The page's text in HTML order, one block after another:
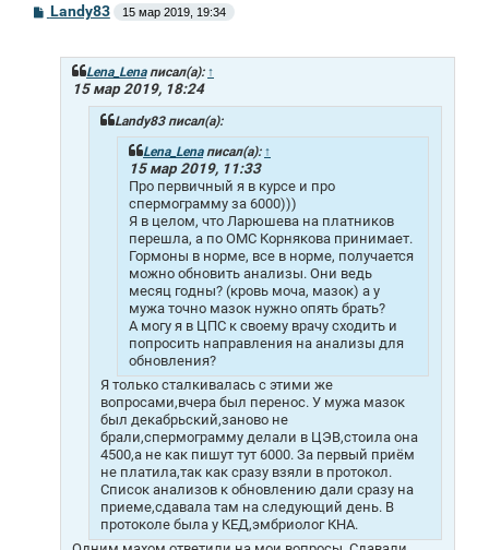
СLandy83 15 мар 2019, 19:34
Lena_Lenaписал(а): ↑
15 мар 2019, 18:24
Landy83 писал(а):
Lena_Lenaписал(а): ↑
15 мар 2019, 11:33
Про первичный я в курсе и про
спермограмму за 6000)))
Я в целом, что Ларюшева на платников
перешла, а по ОМС Корнякова принимает.
Гормоны в норме, все в норме, получается
можно обновить анализы. Они ведь
месяц годны? (кровь моча, мазок) а у
мужа точно мазок нужно опять брать?
А могу я в ЦПС к своему врачу сходить и
попросить направления на анализы для
обновления?
Я только сталкивалась с этими же
вопросами,вчера был перенос. У мужа мазок
был декабрьский,заново не
брали,спермограмму делали в ЦЭВ,стоила она
4500,а не как пишут тут 6000. За первый приём
не платила,так как сразу взяли в протокол.
Список анализов к обновлению дали сразу на
приеме,сдавала там на следующий день. В
протоколе была у КЕД,эмбриолог КНА.